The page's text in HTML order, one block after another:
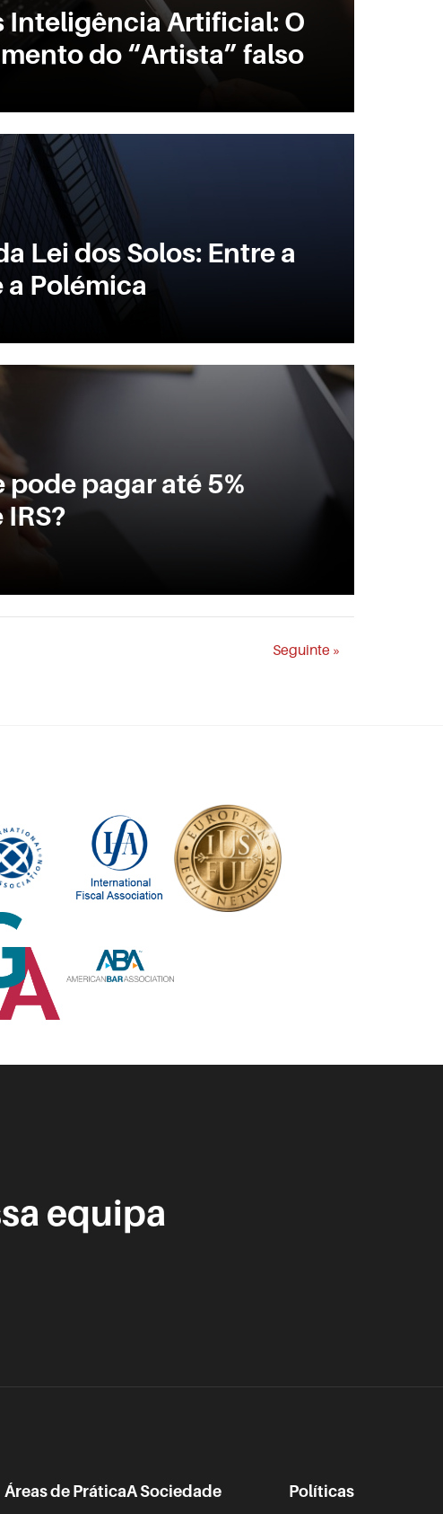
Inteligência Artificial: O
do “Artista” falso
Lei dos Solos: Entre a
a Polémica
pode pagar até 5%
Seguinte »
equipa
Áreas de PráticaA Sociedade Políticas